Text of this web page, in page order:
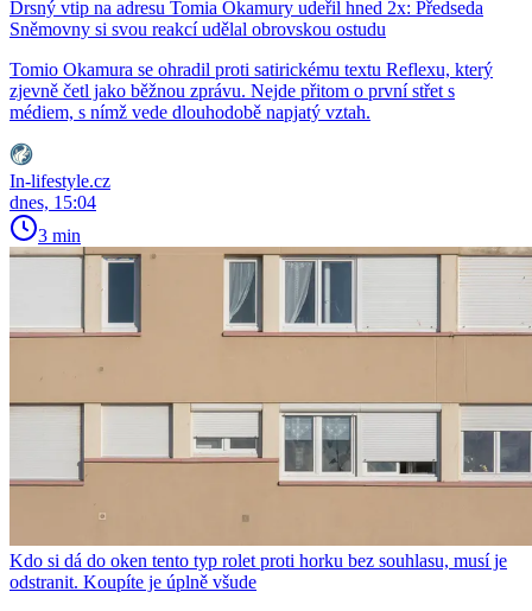
Drsný vtip na adresu Tomia Okamury udeřil hned 2x: Předseda
Sněmovny si svou reakcí udělal obrovskou ostudu
Tomio Okamura se ohradil proti satirickému textu Reflexu, který
zjevně četl jako běžnou zprávu. Nejde přitom o první střet s
médiem, s nímž vede dlouhodobě napjatý vztah.
In-lifestyle.cz
dnes, 15:04
3 min
Kdo si dá do oken tento typ rolet proti horku bez souhlasu, musí je
odstranit. Koupíte je úplně všude